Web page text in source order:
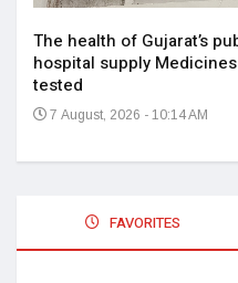
The health of Gujarat’s
hospital supply
tested
7 August, 2026 - 10:14 AM
FAVORITES